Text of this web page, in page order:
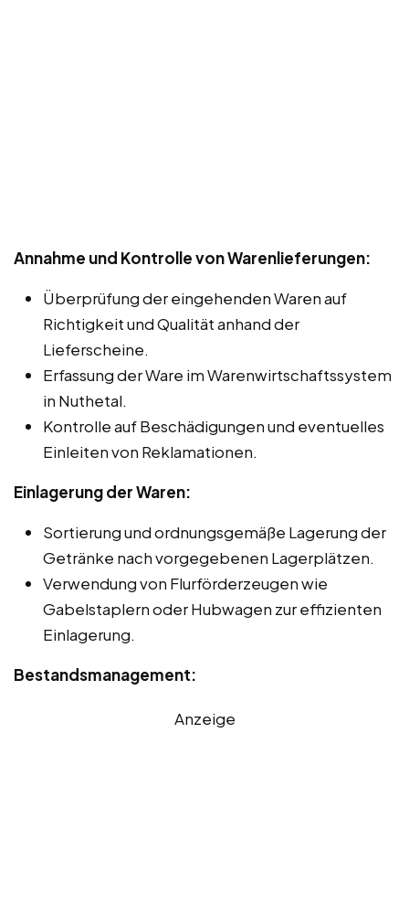
Annahme und Kontrolle von Warenlieferungen:
Überprüfung der eingehenden Waren auf
Richtigkeit und Qualität anhand der
Lieferscheine.
Erfassung der Ware im Warenwirtschaftssystem
in Nuthetal.
Kontrolle auf Beschädigungen und eventuelles
Einleiten von Reklamationen.
Einlagerung der Waren:
Sortierung und ordnungsgemäße Lagerung der
Getränke nach vorgegebenen Lagerplätzen.
Verwendung von Flurförderzeugen wie
Gabelstaplern oder Hubwagen zur effizienten
Einlagerung.
Bestandsmanagement:
Anzeige